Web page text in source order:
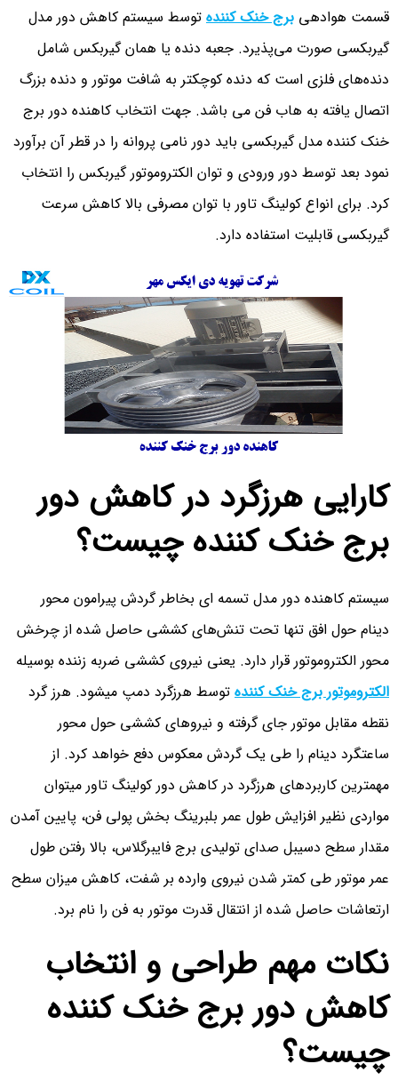
قسمت هوادهی برج خنک کننده توسط سیستم کاهش دور مدل
گیربکسی صورت می‌پذیرد. جعبه دنده یا همان گیربکس شامل
دنده‌های فلزی است که دنده کوچکتر به شافت موتور و دنده بزرگ
اتصال یافته به هاب فن می باشد. جهت انتخاب کاهنده دور برج
خنک کننده مدل گیربکسی باید دور نامی پروانه را در قطر آن برآورد
نمود بعد توسط دور ورودی و توان الکتروموتور گیربکس را انتخاب
کرد. برای انواع کولینگ تاور با توان مصرفی بالا کاهش سرعت
گیربکسی قابلیت استفاده دارد.
کارایی هرزگرد در کاهش دور
برج خنک کننده چیست؟
سیستم کاهنده دور مدل تسمه ای بخاطر گردش پیرامون محور
دینام حول افق تنها تحت تنش‌های کششی حاصل شده از چرخش
محور الکتروموتور قرار دارد. یعنی نیروی کششی ضربه زننده بوسیله
الکتروموتور برج خنک کننده توسط هرزگرد دمپ میشود. هرز گرد
نقطه مقابل موتور جای گرفته و نیروهای کششی حول محور
ساعتگرد دینام را طی یک گردش معکوس دفع خواهد کرد. از
مهمترین کاربردهای هرزگرد در کاهش دور کولینگ تاور میتوان
مواردی نظیر افزایش طول عمر بلبرینگ بخش پولی فن، پایین آمدن
مقدار سطح دسیبل صدای تولیدی برج فایبرگلاس، بالا رفتن طول
عمر موتور طی کمتر شدن نیروی وارده بر شفت، کاهش میزان سطح
ارتعاشات حاصل شده از انتقال قدرت موتور به فن را نام برد.
نکات مهم طراحی و انتخاب
کاهش دور برج خنک کننده
چیست؟